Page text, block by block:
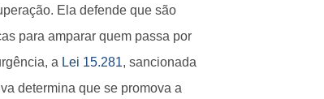
Ela defende que são
para amparar quem passa por
a Lei 15.281, sancionada
determina que se promova a